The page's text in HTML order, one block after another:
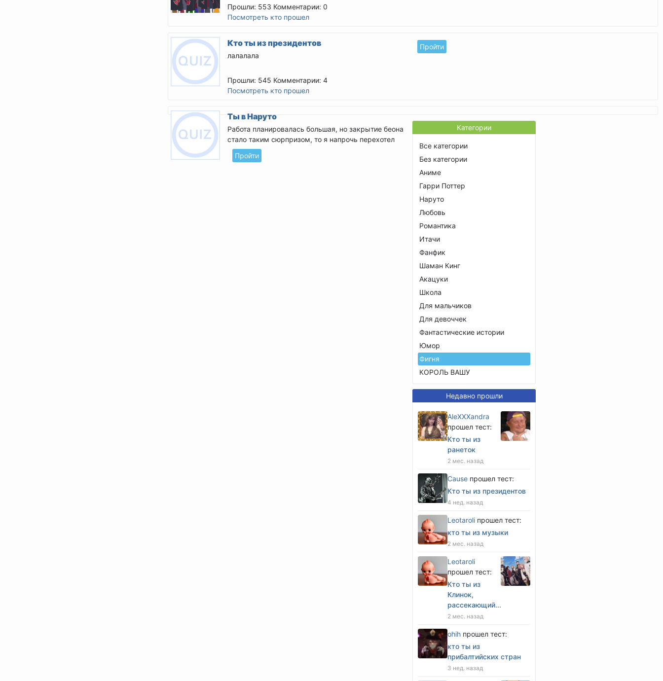
Прошли: 553 Комментарии: 0
Посмотреть кто прошел
Кто ты из президентов
лалалала
Прошли: 545 Комментарии: 4
Посмотреть кто прошел
Пройти
Ты в Наруто
Работа планировалась большая, но закрытие беона
стало таким сюрпризом, то я напрочь перехотел
писать.
Прошли: 545
Пройти
Категории
Все категории
Без категории
Аниме
Гарри Поттер
Наруто
Любовь
Романтика
Итачи
Фанфик
Шаман Кинг
Акацуки
Школа
Для мальчиков
Для девоччек
Фантастические истории
Юмор
Фигня
КОРОЛЬ ВАШУ
Недавно прошли
AleXXXandra
прошел тест:
Кто ты из
ранеток
2 мес. назад
Cause прошел тест:
Кто ты из президентов
4 нед. назад
Leotaroli прошел тест:
кто ты из музыки
2 мес. назад
Leotaroli
прошел тест:
Кто ты из
Клинок,
рассекающий...
2 мес. назад
оhih прошел тест:
кто ты из
прибалтийских стран
3 нед. назад